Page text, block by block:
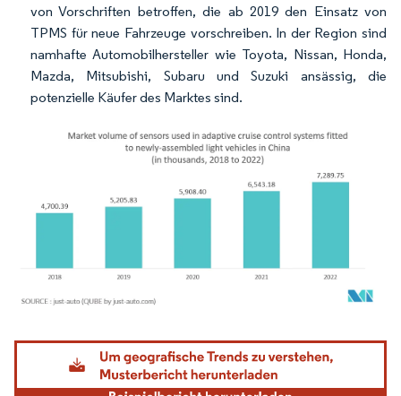
von Vorschriften betroffen, die ab 2019 den Einsatz von
TPMS für neue Fahrzeuge vorschreiben. In der Region sind
namhafte Automobilhersteller wie Toyota, Nissan, Honda,
Mazda, Mitsubishi, Subaru und Suzuki ansässig, die
potenzielle Käufer des Marktes sind. ​
Bild © Mordor Intelligence. Wiederverwendung erfordert Namensnennung gemäß